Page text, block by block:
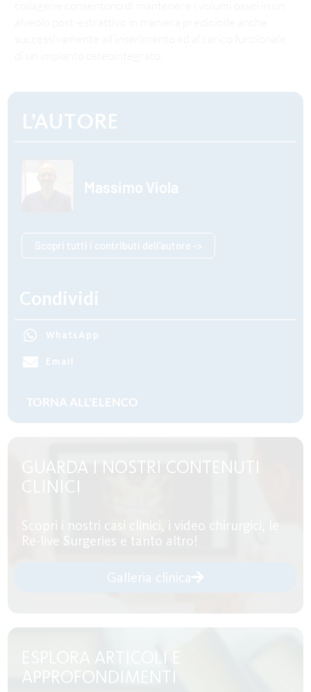
L’AUTORE
Massimo Viola
Scopri tutti i contributi dell'autore ->
Condividi
WhatsApp
Email
GUARDA I NOSTRI CONTENUTI
CLINICI
Scopri i nostri casi clinici, i video chirurgici, le
Re-live Surgeries e tanto altro!
Galleria clinica
ESPLORA ARTICOLI E
APPROFONDIMENTI